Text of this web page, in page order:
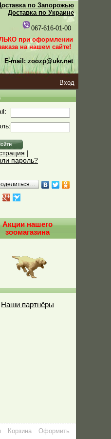
по Запорожью
Доставка по Украине
067-616-01-00
при оформлении
на нашем сайте!
E-mail: zoozp@ukr.net
Вход
пароль?
Акции нашего
зоомагазина
Наши партнёры
Корзина Оформить